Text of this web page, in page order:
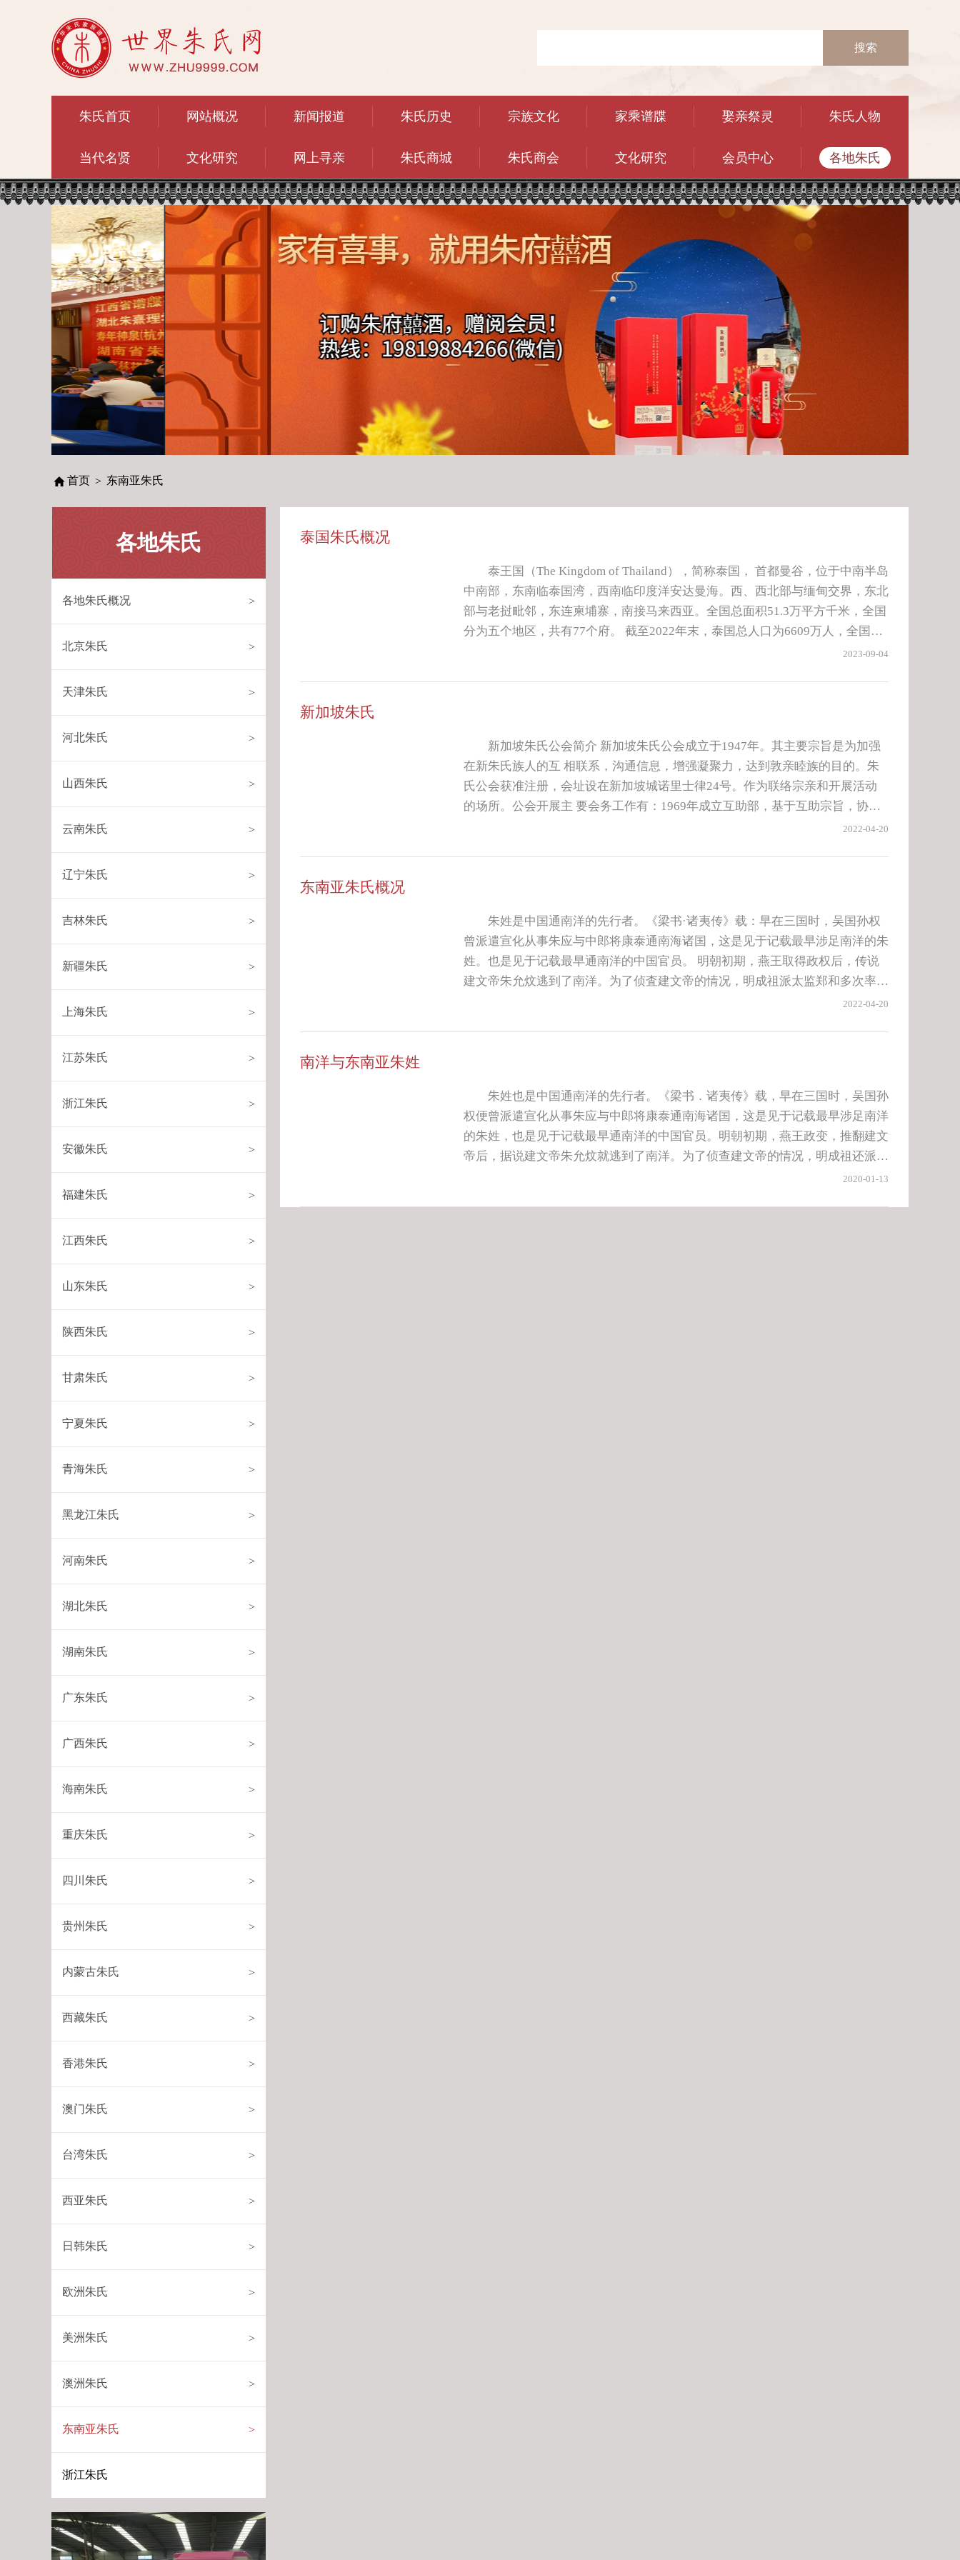
搜索
朱氏首页 网站概况 新闻报道 朱氏历史 宗族文化 家乘谱牒 娶亲祭灵 朱氏人物
当代名贤 文化研究 网上寻亲 朱氏商城 朱氏商会 文化研究 会员中心 各地朱氏
首页 > 东南亚朱氏
各地朱氏
各地朱氏概况 >
北京朱氏 >
天津朱氏 >
河北朱氏 >
山西朱氏 >
云南朱氏 >
辽宁朱氏 >
吉林朱氏 >
新疆朱氏 >
上海朱氏 >
江苏朱氏 >
浙江朱氏 >
安徽朱氏 >
福建朱氏 >
江西朱氏 >
山东朱氏 >
陕西朱氏 >
甘肃朱氏 >
宁夏朱氏 >
青海朱氏 >
黑龙江朱氏 >
河南朱氏 >
湖北朱氏 >
湖南朱氏 >
广东朱氏 >
广西朱氏 >
海南朱氏 >
重庆朱氏 >
四川朱氏 >
贵州朱氏 >
内蒙古朱氏 >
西藏朱氏 >
香港朱氏 >
澳门朱氏 >
台湾朱氏 >
西亚朱氏 >
日韩朱氏 >
欧洲朱氏 >
美洲朱氏 >
澳洲朱氏 >
东南亚朱氏 >
浙江朱氏
泰国朱氏概况
泰王国（The Kingdom of Thailand），简称泰国， 首都曼谷，位于中南半岛
中南部，东南临泰国湾，西南临印度洋安达曼海。西、西北部与缅甸交界，东北
部与老挝毗邻，东连柬埔寨，南接马来西亚。全国总面积51.3万平方千米，全国
分为五个地区，共有77个府。 截至2022年末，泰国总人口为6609万人，全国共
有30多个民族，泰族为主要民族，其余为老挝族、华族、马来族等，泰语为国
2023-09-04
新加坡朱氏
新加坡朱氏公会简介 新加坡朱氏公会成立于1947年。其主要宗旨是为加强
在新朱氏族人的互 相联系，沟通信息，增强凝聚力，达到敦亲睦族的目的。朱
氏公会获准注册，会址设在新加坡城诺里士律24号。作为联络宗亲和开展活动
的场所。公会开展主 要会务工作有：1969年成立互助部，基于互助宗旨，协助
会员宗亲办理相关事宜,分发援助金。1978年成立“奖学金管理委员会”，旨在为
2022-04-20
东南亚朱氏概况
朱姓是中国通南洋的先行者。《梁书·诸夷传》载：早在三国时，吴国孙权
曾派遣宣化从事朱应与中郎将康泰通南海诸国，这是见于记载最早涉足南洋的朱
姓。也是见于记载最早通南洋的中国官员。 明朝初期，燕王取得政权后，传说
建文帝朱允炆逃到了南洋。为了侦査建文帝的情况，明成祖派太监郑和多次率领
人朱茂山、新加坡著名音乐家朱晖，马来西亚华人公会秘书长、民主联合党领导
人朱运兴、世界朱氏联合会会长朱祥南等一批杰出的华人领袖。
2022-04-20
南洋与东南亚朱姓
朱姓也是中国通南洋的先行者。《梁书．诸夷传》载，早在三国时，吴国孙
权便曾派遣宣化从事朱应与中郎将康泰通南海诸国，这是见于记载最早涉足南洋
的朱姓，也是见于记载最早通南洋的中国官员。明朝初期，燕王政变，推翻建文
帝后，据说建文帝朱允炆就逃到了南洋。为了侦查建文帝的情况，明成祖还派太
2020-01-13